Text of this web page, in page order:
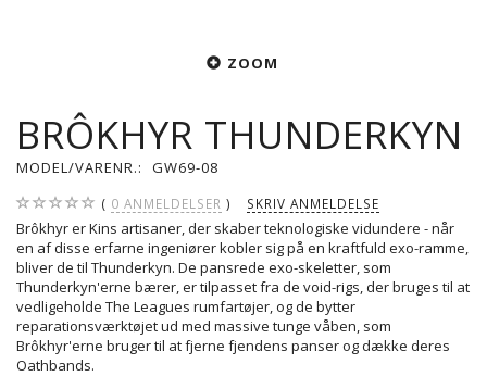
ZOOM
BRÔKHYR THUNDERKYN
MODEL/VARENR.: GW69-08
0 ANMELDELSER SKRIV ANMELDELSE
Brôkhyr er Kins artisaner, der skaber teknologiske vidundere - når
en af disse erfarne ingeniører kobler sig på en kraftfuld exo-ramme,
bliver de til Thunderkyn. De pansrede exo-skeletter, som
Thunderkyn'erne bærer, er tilpasset fra de void-rigs, der bruges til at
vedligeholde The Leagues rumfartøjer, og de bytter
reparationsværktøjet ud med massive tunge våben, som
Brôkhyr'erne bruger til at fjerne fjendens panser og dække deres
Oathbands.